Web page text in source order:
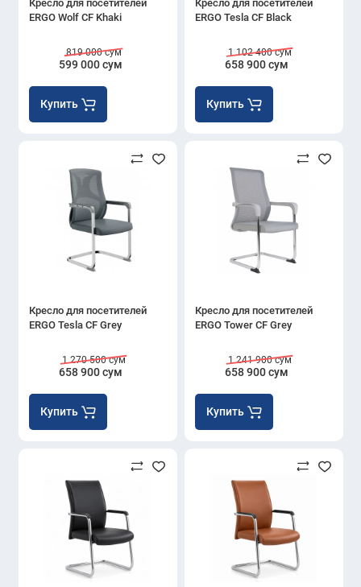
Кресло для посетителей
ERGO Wolf CF Khaki
599 000 сум
819 000 сум
Купить
Кресло для посетителей
ERGO Tesla CF Black
658 900 сум
1 102 400 сум
Купить
Кресло для посетителей
ERGO Tesla CF Grey
658 900 сум
1 270 500 сум
Купить
Кресло для посетителей
ERGO Tower CF Grey
658 900 сум
1 241 900 сум
Купить